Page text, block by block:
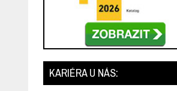
KARIÉRA U NÁS: